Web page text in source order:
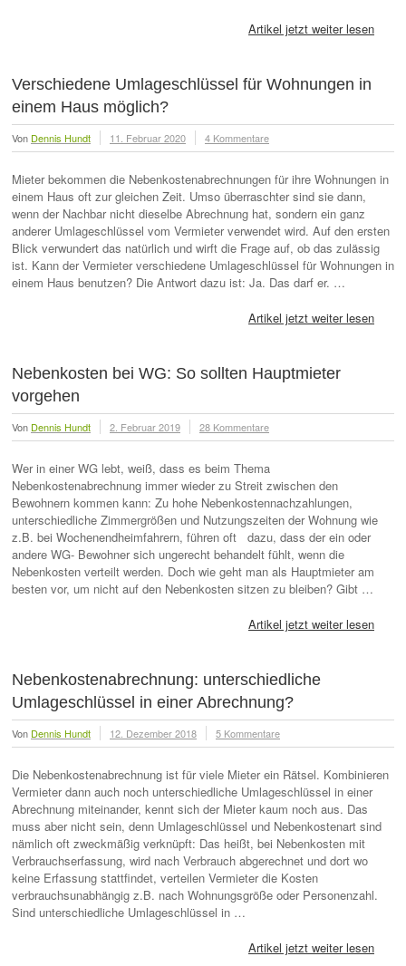
Artikel jetzt weiter lesen
Verschiedene Umlageschlüssel für Wohnungen in
einem Haus möglich?
Von Dennis Hundt 11. Februar 2020 4 Kommentare
Mieter bekommen die Nebenkostenabrechnungen für ihre Wohnungen in
einem Haus oft zur gleichen Zeit. Umso überraschter sind sie dann,
wenn der Nachbar nicht dieselbe Abrechnung hat, sondern ein ganz
anderer Umlageschlüssel vom Vermieter verwendet wird. Auf den ersten
Blick verwundert das natürlich und wirft die Frage auf, ob das zulässig
ist. Kann der Vermieter verschiedene Umlageschlüssel für Wohnungen in
einem Haus benutzen? Die Antwort dazu ist: Ja. Das darf er. …
Artikel jetzt weiter lesen
Nebenkosten bei WG: So sollten Hauptmieter
vorgehen
Von Dennis Hundt 2. Februar 2019 28 Kommentare
Wer in einer WG lebt, weiß, dass es beim Thema
Nebenkostenabrechnung immer wieder zu Streit zwischen den
Bewohnern kommen kann: Zu hohe Nebenkostennachzahlungen,
unterschiedliche Zimmergrößen und Nutzungszeiten der Wohnung wie
z.B. bei Wochenendheimfahrern, führen oft dazu, dass der ein oder
andere WG- Bewohner sich ungerecht behandelt fühlt, wenn die
Nebenkosten verteilt werden. Doch wie geht man als Hauptmieter am
besten vor, um nicht auf den Nebenkosten sitzen zu bleiben? Gibt …
Artikel jetzt weiter lesen
Nebenkostenabrechnung: unterschiedliche
Umlageschlüssel in einer Abrechnung?
Von Dennis Hundt 12. Dezember 2018 5 Kommentare
Die Nebenkostenabrechnung ist für viele Mieter ein Rätsel. Kombinieren
Vermieter dann auch noch unterschiedliche Umlageschlüssel in einer
Abrechnung miteinander, kennt sich der Mieter kaum noch aus. Das
muss aber nicht sein, denn Umlageschlüssel und Nebenkostenart sind
nämlich oft zweckmäßig verknüpft: Das heißt, bei Nebenkosten mit
Verbrauchserfassung, wird nach Verbrauch abgerechnet und dort wo
keine Erfassung stattfindet, verteilen Vermieter die Kosten
verbrauchsunabhängig z.B. nach Wohnungsgröße oder Personenzahl.
Sind unterschiedliche Umlageschlüssel in …
Artikel jetzt weiter lesen